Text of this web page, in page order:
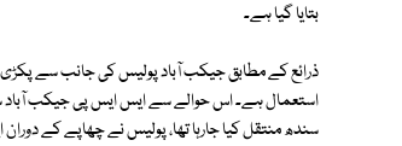
بتایا گیا ہے۔
استعمال ہے۔ اس حوالے سے ایس ایس پی جیکب آباد
سندھ منتقل کیا جارہا تھا، پولیس نے چھاپے کے